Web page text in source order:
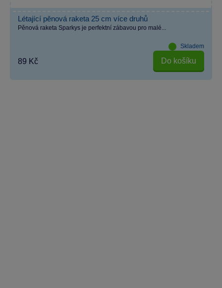
Létající pěnová raketa 25 cm více druhů
Pěnová raketa Sparkys je perfektní zábavou pro malé...
Skladem
89 Kč Do košíku